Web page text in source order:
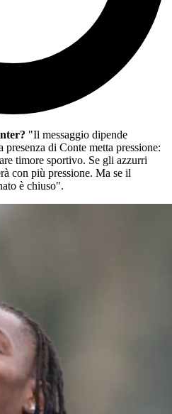
"Il messaggio dipende
presenza di Conte metta pressione:
timore sportivo. Se gli azzurri
con più pressione. Ma se il
è chiuso".